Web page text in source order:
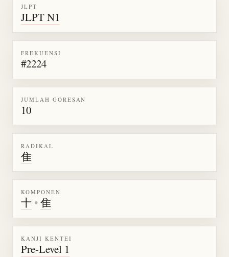
JLPT
JLPT N1
FREKUENSI
#2224
JUMLAH GORESAN
10
RADIKAL
隹
KOMPONEN
十 •隹
KANJI KENTEI
Pre-Level 1